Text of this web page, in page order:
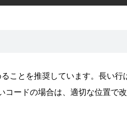
ことを推奨しています。長い行
ードの場合は、適切な位置で